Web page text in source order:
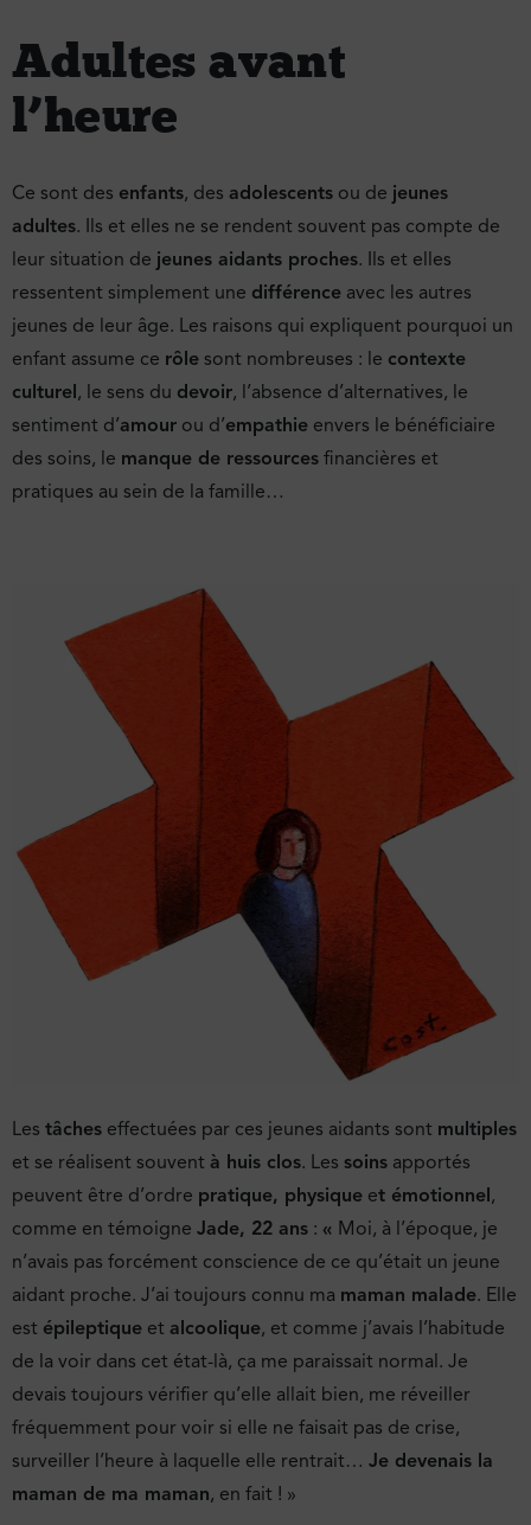
Adultes avant
l’heure
Ce sont des enfants, des adolescents ou de jeunes
adultes. Ils et elles ne se rendent souvent pas compte de
leur situation de jeunes aidants proches. Ils et elles
ressentent simplement une différence avec les autres
jeunes de leur âge. Les raisons qui expliquent pourquoi un
enfant assume ce rôle sont nombreuses : le contexte
culturel, le sens du devoir, l’absence d’alternatives, le
sentiment d’amour ou d’empathie envers le bénéficiaire
des soins, le manque de ressources financières et
pratiques au sein de la famille…
Les tâches effectuées par ces jeunes aidants sont multiples
et se réalisent souvent à huis clos. Les soins apportés
peuvent être d’ordre pratique, physique et émotionnel,
comme en témoigne Jade, 22 ans : « Moi, à l’époque, je
n’avais pas forcément conscience de ce qu’était un jeune
aidant proche. J’ai toujours connu ma maman malade. Elle
est épileptique et alcoolique, et comme j’avais l’habitude
de la voir dans cet état-là, ça me paraissait normal. Je
devais toujours vérifier qu’elle allait bien, me réveiller
fréquemment pour voir si elle ne faisait pas de crise,
surveiller l’heure à laquelle elle rentrait… Je devenais la
maman de ma maman, en fait ! »